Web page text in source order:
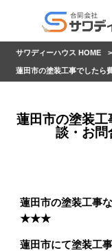
サワディーハウス HOME >
蓮田市の塗装工事でしたら
蓮田市の塗装工
談・お問
蓮田市の塗装工事
★★★
蓮田市にて塗装工